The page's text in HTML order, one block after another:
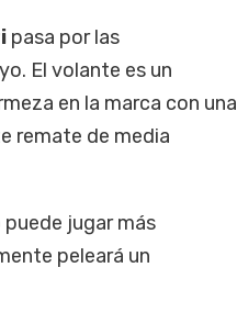
pasa por las
El volante es un
en la marca con una
remate de media
jugar más
peleará un